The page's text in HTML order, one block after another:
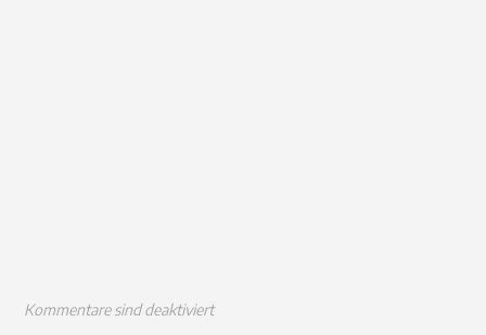
Kommentare sind deaktiviert